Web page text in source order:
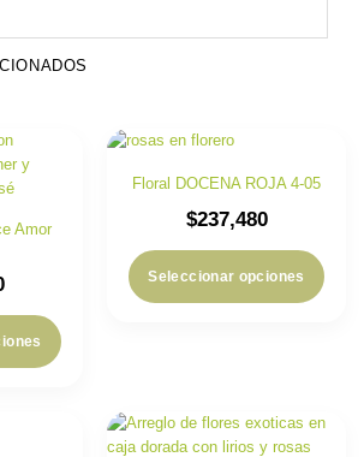
Amor
Floral DOCENA ROJA 4-05
$237,480
Seleccionar opciones